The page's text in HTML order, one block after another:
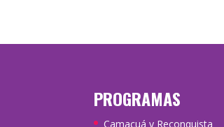
PROGRAMAS
Camacuá y Reconquista